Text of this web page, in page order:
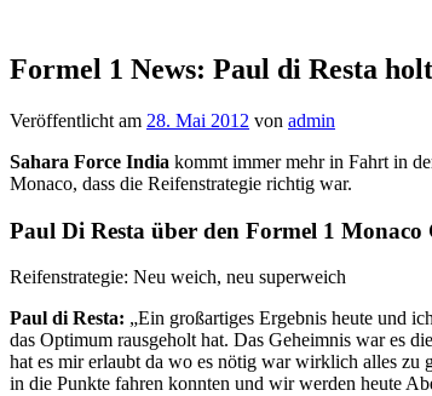
Formel 1 News: Paul di Resta
Veröffentlicht am 28. Mai 2012 von admin
Sahara Force India kommt immer mehr in Fahrt in
Monaco, dass die Reifenstrategie richtig war.
Paul Di Resta über den Formel 1 Monaco
Reifenstrategie: Neu weich, neu superweich
Paul di Resta: „Ein großartiges Ergebnis heute und
das Optimum rausgeholt hat. Das Geheimnis war es
hat es mir erlaubt da wo es nötig war wirklich alles zu
in die Punkte fahren konnten und wir werden heute